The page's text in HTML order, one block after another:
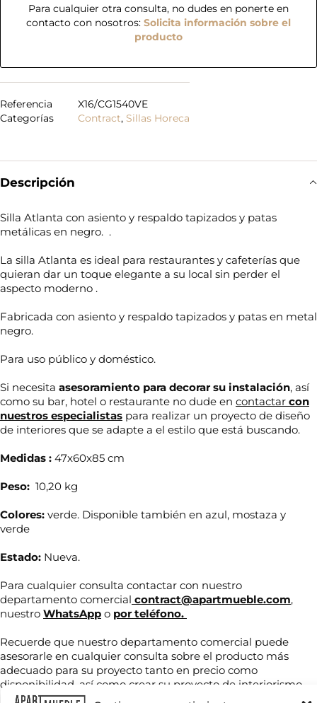
Para cualquier otra consulta, no dudes en ponerte en
contacto con nosotros: Solicita información sobre el
producto
Referencia
X16/CG1540VE
Categorías
Contract, Sillas Horeca
Descripción
Silla Atlanta con asiento y respaldo tapizados y patas
metálicas en negro. .
La silla Atlanta es ideal para restaurantes y cafeterías que
quieran dar un toque elegante a su local sin perder el
aspecto moderno .
Fabricada con asiento y respaldo tapizados y patas en metal
negro.
Para uso público y doméstico.
Si necesita asesoramiento para decorar su instalación, así
como su bar, hotel o restaurante no dude en contactar con
nuestros especialistas para realizar un proyecto de diseño
de interiores que se adapte a el estilo que está buscando.
Medidas : 47x60x85 cm
Peso: 10,20 kg
Colores: verde. Disponible también en azul, mostaza y
verde
Estado: Nueva.
Para cualquier consulta contactar con nuestro
departamento comercial contract@apartmueble.com,
nuestro WhatsApp o por teléfono.
Recuerde que nuestro departamento comercial puede
asesorarle en cualquier consulta sobre el producto más
adecuado para su proyecto tanto en precio como
disponibilidad, así como crear su proyecto de interiorismo.
o
m
b
*
*
N
o
m
b
e
*
T
e
l
é
C